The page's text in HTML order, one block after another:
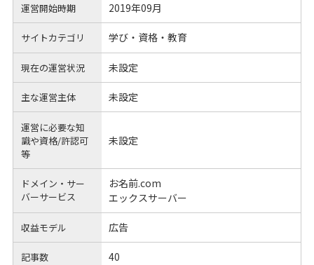
運営開始時期 2019年09月
サイトカテゴリ 学び・資格・教育
現在の運営状況 未設定
主な運営主体 未設定
運営に必要な知
識や資格/許認可
等
未設定
ドメイン・サー
バーサービス
お名前.com
エックスサーバー
収益モデル 広告
記事数 40